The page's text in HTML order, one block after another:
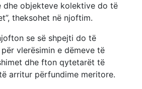
dhe objekteve kolektive do të
theksohet në njoftim.
se së shpejti do të
vlerësimin e dëmeve të
dhe fton qytetarët të
arritur përfundime meritore.